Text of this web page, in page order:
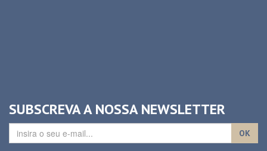
SUBSCREVA A NOSSA NEWSLETTER
OK